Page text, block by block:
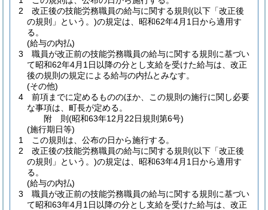
2
改正後の技能労務職員の給与に関する規則 (以下「改正後
の規則」という。)の規定は、昭和62年4月1日から適用す
る。
(給与の内払)
3
職員が改正前の技能労務職員の給与に関する規則に基づい
て昭和62年4月1日以降の分とし支給を受けた給与は、改正
後の規則の規定による給与の内払とみなす。
(その他)
4
前項までに定めるもののほか、この規則の施行に関し必要
な事項は、町長が定める。
附 則(昭和63年12月22日規則第6号)
(施行期日等)
1
この規則は、公布の日から施行する。
2
改正後の技能労務職員の給与に関する規則 (以下「改正後
の規則」という。)の規定は、昭和63年4月1日から適用す
る。
(給与の内払)
3
職員が改正前の技能労務職員の給与に関する規則に基づい
て昭和63年4月1日以降の分とし支給を受けた給与は、改正